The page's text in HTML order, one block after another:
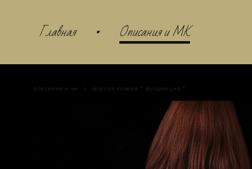
Главная • Описания и МК
описания и мк > круглая кокетка " флоренция "